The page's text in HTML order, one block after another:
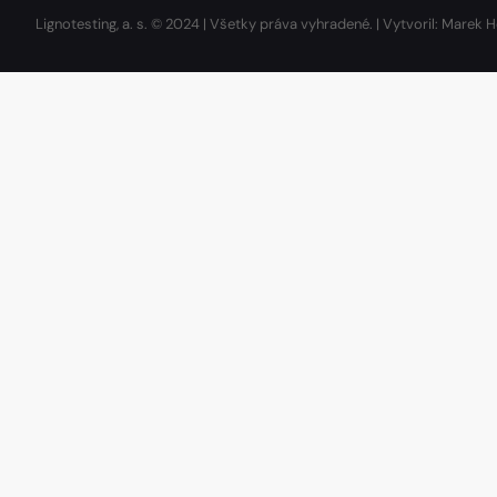
Lignotesting, a. s. © 2024 | Všetky práva vyhradené. | Vytvoril: Marek